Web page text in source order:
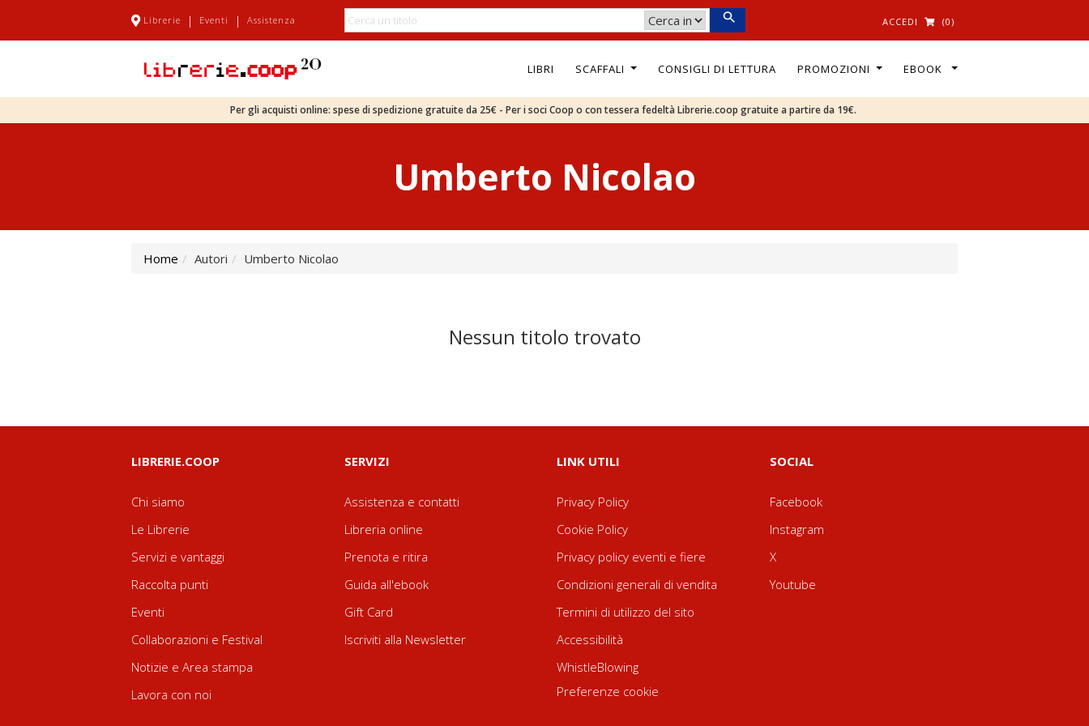
Librerie | Eventi | Assistenza ACCEDI (0)
LIBRI SCAFFALI CONSIGLI DI LETTURA PROMOZIONI EBOOK
Per gli acquisti online: spese di spedizione gratuite da 25€ - Per i soci Coop o con tessera fedeltà Librerie.coop gratuite a partire da 19€.
Umberto Nicolao
Home Autori Umberto Nicolao
Nessun titolo trovato
LIBRERIE.COOP
Chi siamo
Le Librerie
Servizi e vantaggi
Raccolta punti
Eventi
Collaborazioni e Festival
Notizie e Area stampa
Lavora con noi
SERVIZI
Assistenza e contatti
Libreria online
Prenota e ritira
Guida all'ebook
Gift Card
Iscriviti alla Newsletter
LINK UTILI
Privacy Policy
Cookie Policy
Privacy policy eventi e fiere
Condizioni generali di vendita
Termini di utilizzo del sito
Accessibilità
WhistleBlowing
Preferenze cookie
SOCIAL
Facebook
Instagram
X
Youtube